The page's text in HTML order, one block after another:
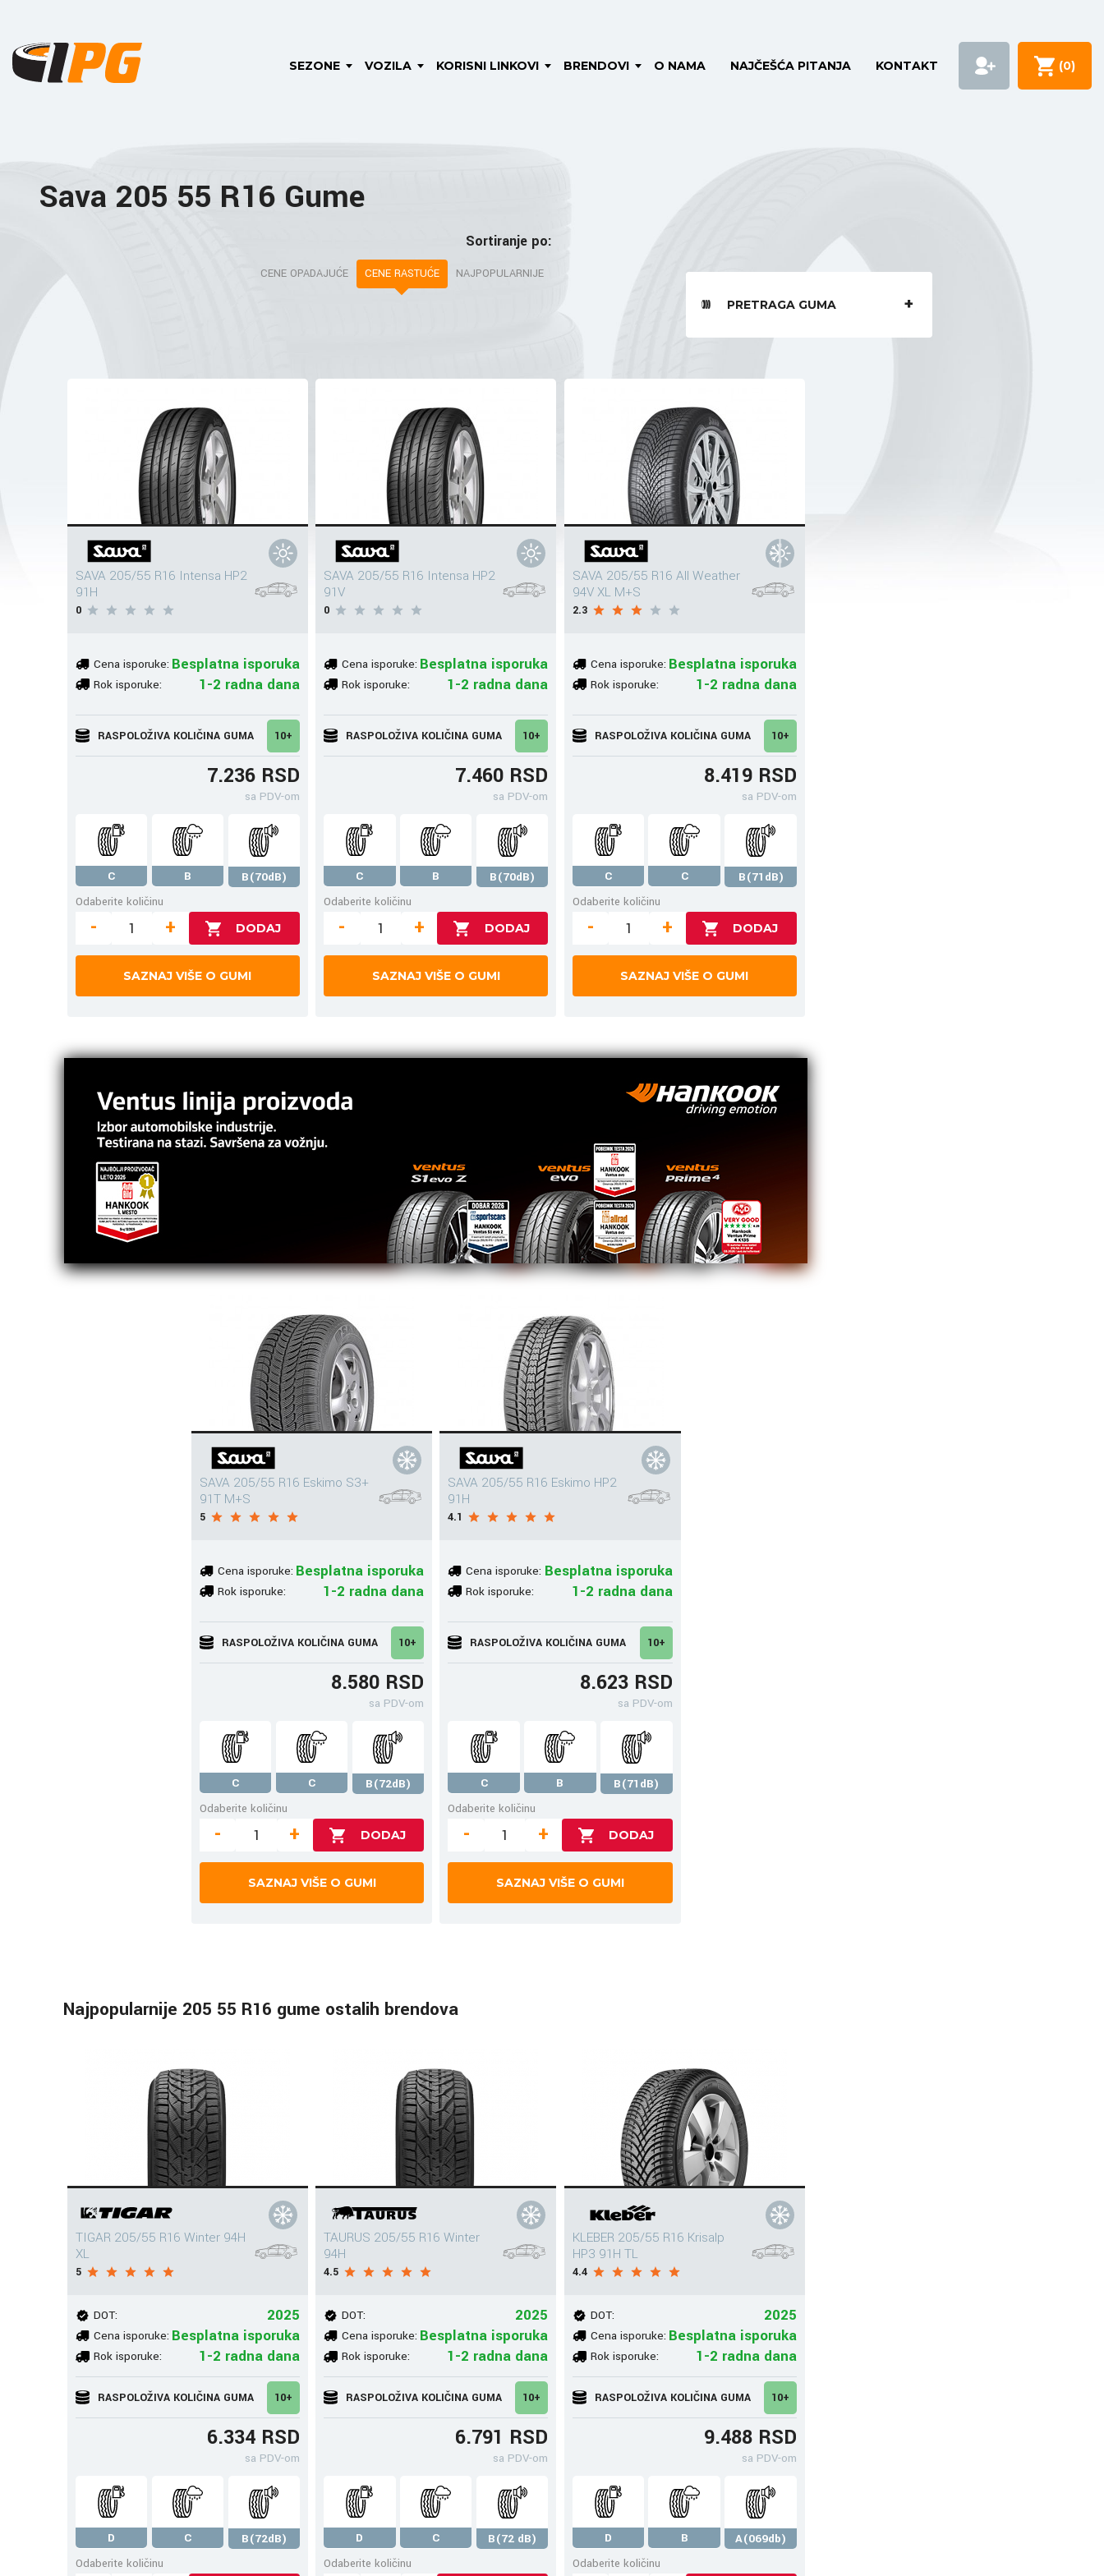
SEZONE VOZILA KORISNI LINKOVI BRENDOVI O NAMA NAJČEŠĆA PITANJA KONTAKT (0)
Sava 205 55 R16 Gume
Sortiranje po:
CENE OPADAJUĆE CENE RASTUĆE NAJPOPULARNIJE
PRETRAGA GUMA
SAVA 205/55 R16 Intensa HP2
91H
0
Cena isporuke: Besplatna isporuka
Rok isporuke: 1-2 radna dana
RASPOLOŽIVA KOLIČINA GUMA 10+
7.236 RSD
sa PDV-om
C B
B(70dB)
Odaberite količinu
- +
SAZNAJ VIŠE O GUMI
SAVA 205/55 R16 Intensa HP2
91V
0
Cena isporuke: Besplatna isporuka
Rok isporuke: 1-2 radna dana
RASPOLOŽIVA KOLIČINA GUMA 10+
7.460 RSD
sa PDV-om
C B
B(70dB)
Odaberite količinu
- +
SAZNAJ VIŠE O GUMI
SAVA 205/55 R16 All Weather
94V XL M+S
2.3
Cena isporuke: Besplatna isporuka
Rok isporuke: 1-2 radna dana
RASPOLOŽIVA KOLIČINA GUMA 10+
8.419 RSD
sa PDV-om
C C
B(71dB)
Odaberite količinu
- +
SAZNAJ VIŠE O GUMI
SAVA 205/55 R16 Eskimo S3+
91T M+S
5
Cena isporuke: Besplatna isporuka
Rok isporuke: 1-2 radna dana
RASPOLOŽIVA KOLIČINA GUMA 10+
8.580 RSD
sa PDV-om
C C
B(72dB)
Odaberite količinu
- +
SAZNAJ VIŠE O GUMI
SAVA 205/55 R16 Eskimo HP2
91H
4.1
Cena isporuke: Besplatna isporuka
Rok isporuke: 1-2 radna dana
RASPOLOŽIVA KOLIČINA GUMA 10+
8.623 RSD
sa PDV-om
C B
B(71dB)
Odaberite količinu
- +
SAZNAJ VIŠE O GUMI
Najpopularnije 205 55 R16 gume ostalih brendova
TIGAR 205/55 R16 Winter 94H
XL
5
DOT: 2025
Cena isporuke: Besplatna isporuka
Rok isporuke: 1-2 radna dana
RASPOLOŽIVA KOLIČINA GUMA 10+
6.334 RSD
sa PDV-om
D C
B(72dB)
Odaberite količinu
TAURUS 205/55 R16 Winter
94H
4.5
DOT: 2025
Cena isporuke: Besplatna isporuka
Rok isporuke: 1-2 radna dana
RASPOLOŽIVA KOLIČINA GUMA 10+
6.791 RSD
sa PDV-om
D C
B(72 dB)
Odaberite količinu
KLEBER 205/55 R16 Krisalp
HP3 91H TL
4.4
DOT: 2025
Cena isporuke: Besplatna isporuka
Rok isporuke: 1-2 radna dana
RASPOLOŽIVA KOLIČINA GUMA 10+
9.488 RSD
sa PDV-om
D B
A(069db)
Odaberite količinu